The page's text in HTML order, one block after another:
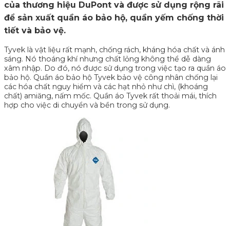
của thương hiệu DuPont và được sử dụng rộng rãi
để sản xuất quần áo bảo hộ, quần yếm chống thời
tiết và bảo vệ.
Tyvek là vật liệu rất mạnh, chống rách, kháng hóa chất và ánh
sáng. Nó thoáng khí nhưng chất lỏng không thể dễ dàng
xâm nhập. Do đó, nó được sử dụng trong việc tạo ra quần áo
bảo hộ. Quần áo bảo hộ Tyvek bảo vệ công nhân chống lại
các hóa chất nguy hiểm và các hạt nhỏ như chì, (khoáng
chất) amiăng, nấm mốc. Quần áo Tyvek rất thoải mái, thích
hợp cho việc di chuyển và bền trong sử dụng.